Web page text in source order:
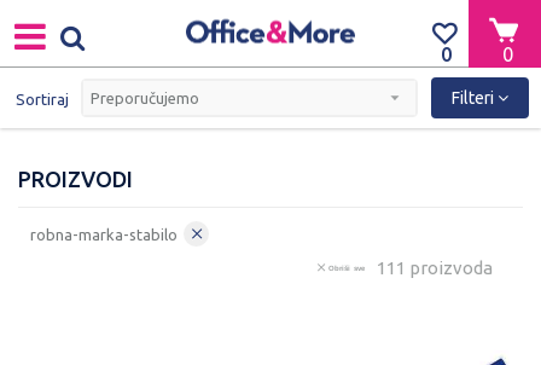
0
0
PROIZVODI
Sortiraj Filteri
robna-marka-stabilo
111 proizvoda
Obriši sve